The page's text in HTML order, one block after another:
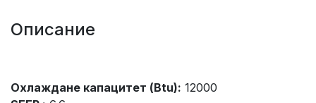
Описание
Охлаждане капацитет (Btu): 12000